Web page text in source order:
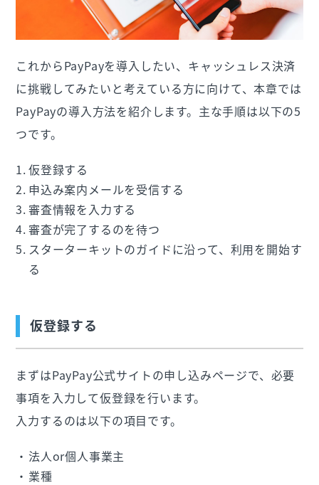
これからPayPayを導入したい、キャッシュレス決済
に挑戦してみたいと考えている方に向けて、本章では
PayPayの導入方法を紹介します。主な手順は以下の5
つです。
仮登録する
申込み案内メールを受信する
審査情報を入力する
審査が完了するのを待つ
スターターキットのガイドに沿って、利用を開始す
る
仮登録する
まずはPayPay公式サイトの申し込みページで、必要
事項を入力して仮登録を行います。
入力するのは以下の項目です。
法人or個人事業主
業種